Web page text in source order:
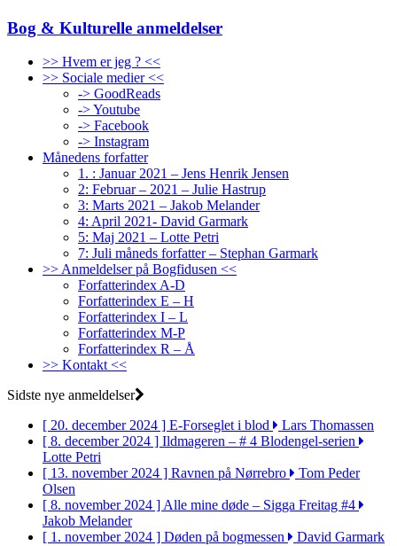
Bog & Kulturelle anmeldelser
>> Hvem er jeg ? <<
>> Sociale medier <<
-> GoodReads
-> Youtube
-> Facebook
-> Instagram
Månedens forfatter
1. : Januar 2021 – Jens Henrik Jensen
2: Februar – 2021 – Julie Hastrup
3: Marts 2021 – Jakob Melander
4: April 2021- David Garmark
5: Maj 2021 – Lotte Petri
7: Juli måneds forfatter – Stephan Garmark
>> Anmeldelser på Bogfidusen <<
Forfatterindex A-D
Forfatterindex E – H
Forfatterindex I – L
Forfatterindex M-P
Forfatterindex R – Å
>> Kontakt <<
Sidste nye anmeldelser
[ 20. december 2024 ] E-Forseglet i blod
Lars Thomassen
[ 8. december 2024 ] Ildmageren – # 4 Blodengel-serien
Lotte Petri
[ 13. november 2024 ] Ravnen på Nørrebro
Tom Peder
Olsen
[ 8. november 2024 ]Alle mine døde – Sigga Freitag #4
Jakob Melander
[ 1. november 2024 ] Døden på bogmessen
David Garmark